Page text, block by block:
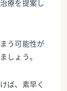
療を提案し
う可能性が
しょう。
ば、素早く